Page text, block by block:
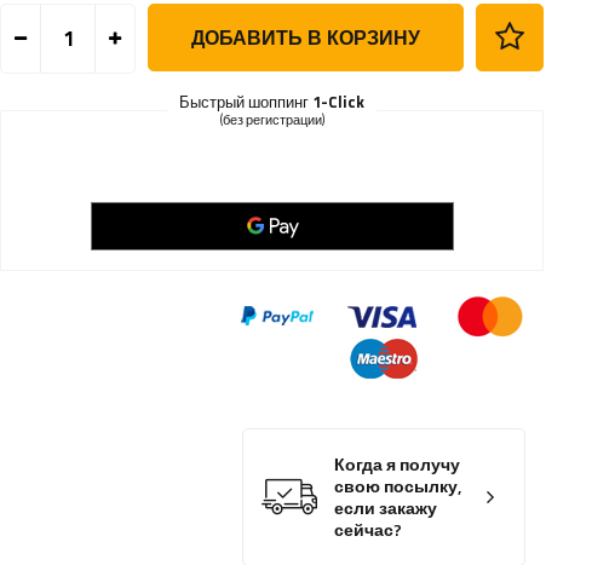
ДОБАВИТЬ В КОРЗИНУ
Быстрый шоппинг 1-Click
(без регистрации)
Когда я получу
свою посылку,
если закажу
сейчас?